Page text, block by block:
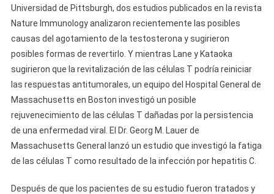
Universidad de Pittsburgh, dos estudios publicados en la revista
Nature Immunology analizaron recientemente las posibles
causas del agotamiento de la testosterona y sugirieron
posibles formas de revertirlo. Y mientras Lane y Kataoka
sugirieron que la revitalización de las células T podría reiniciar
las respuestas antitumorales, un equipo del Hospital General de
Massachusetts en Boston investigó un posible
rejuvenecimiento de las células T dañadas por la persistencia
de una enfermedad viral. El Dr. Georg M. Lauer de
Massachusetts General lanzó un estudio que investigó la fatiga
de las células T como resultado de la infección por hepatitis C.
Después de que los pacientes de su estudio fueron tratados y